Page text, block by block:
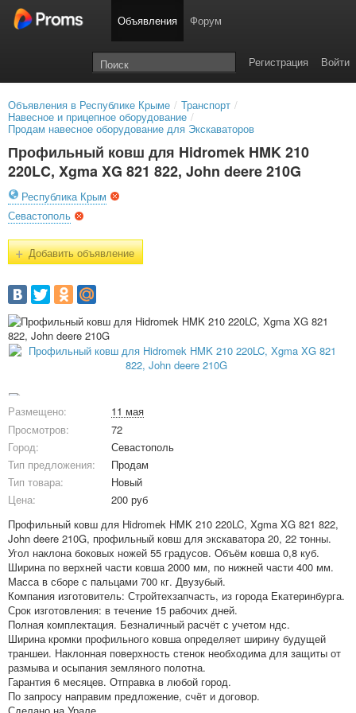
Объявления Форум
Войти
Регистрация
Объявления в Республике Крыме / Транспорт /
Навесное и прицепное оборудование /
Продам навесное оборудование для Экскаваторов
Профильный ковш для Hidromek HMK 210
220LC, Xgma XG 821 822, John deere 210G
Республика Крым
Севастополь
+Добавить объявление
Размещено:
11 мая
Просмотров:
72
Город:
Севастополь
Тип предложения:
Продам
Тип товара:
Новый
Цена:
200 руб
Профильный ковш для Hidromek HMK 210 220LC, Xgma XG 821 822,
John deere 210G, профильный ковш для экскаватора 20, 22 тонны.
Угол наклона боковых ножей 55 градусов. Объём ковша 0,8 куб.
Ширина по верхней части ковша 2000 мм, по нижней части 400 мм.
Масса в сборе с пальцами 700 кг. Двузубый.
Компания изготовитель: Стройтехзапчасть, из города Екатеринбурга.
Срок изготовления: в течение 15 рабочих дней.
Полная комплектация. Безналичный расчёт с учетом ндс.
Ширина кромки профильного ковша определяет ширину будущей
траншеи. Наклонная поверхность стенок необходима для защиты от
размыва и осыпания земляного полотна.
Гарантия 6 месяцев. Отправка в любой город.
По запросу направим предложение, счёт и договор.